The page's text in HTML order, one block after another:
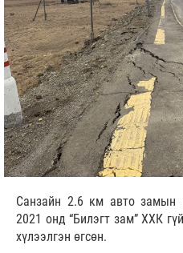
Санзайн 2.6 км авто замын
2021 онд “Билэгт зам” ХХК
хүлээлгэн өгсөн.